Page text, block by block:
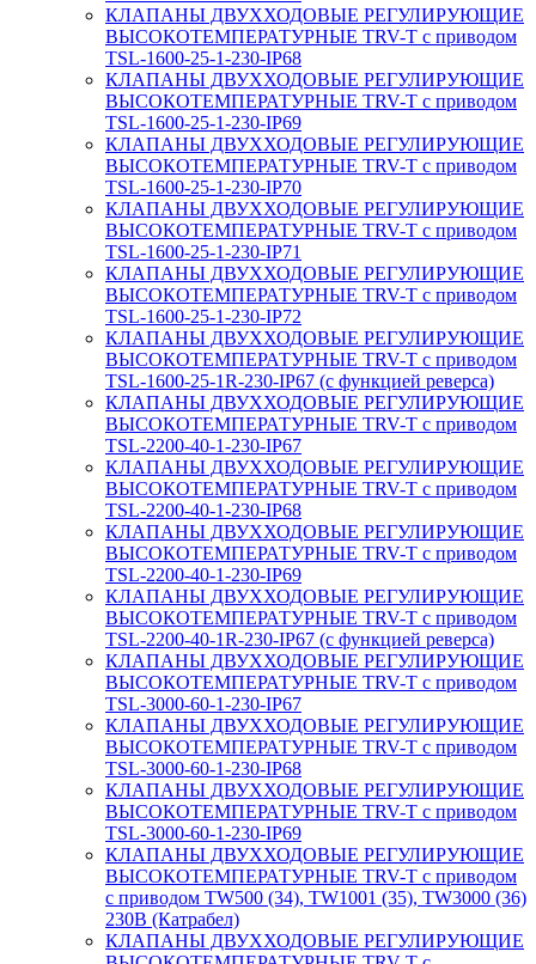
КЛАПАНЫ ДВУХХОДОВЫЕ РЕГУЛИРУЮЩИЕ
ВЫСОКОТЕМПЕРАТУРНЫЕ TRV-T с приводом
TSL-1600-25-1-230-IP68
КЛАПАНЫ ДВУХХОДОВЫЕ РЕГУЛИРУЮЩИЕ
ВЫСОКОТЕМПЕРАТУРНЫЕ TRV-T с приводом
TSL-1600-25-1-230-IP69
КЛАПАНЫ ДВУХХОДОВЫЕ РЕГУЛИРУЮЩИЕ
ВЫСОКОТЕМПЕРАТУРНЫЕ TRV-T с приводом
TSL-1600-25-1-230-IP70
КЛАПАНЫ ДВУХХОДОВЫЕ РЕГУЛИРУЮЩИЕ
ВЫСОКОТЕМПЕРАТУРНЫЕ TRV-T с приводом
TSL-1600-25-1-230-IP71
КЛАПАНЫ ДВУХХОДОВЫЕ РЕГУЛИРУЮЩИЕ
ВЫСОКОТЕМПЕРАТУРНЫЕ TRV-T с приводом
TSL-1600-25-1-230-IP72
КЛАПАНЫ ДВУХХОДОВЫЕ РЕГУЛИРУЮЩИЕ
ВЫСОКОТЕМПЕРАТУРНЫЕ TRV-T с приводом
TSL-1600-25-1R-230-IP67 (с функцией реверса)
КЛАПАНЫ ДВУХХОДОВЫЕ РЕГУЛИРУЮЩИЕ
ВЫСОКОТЕМПЕРАТУРНЫЕ TRV-T с приводом
TSL-2200-40-1-230-IP67
КЛАПАНЫ ДВУХХОДОВЫЕ РЕГУЛИРУЮЩИЕ
ВЫСОКОТЕМПЕРАТУРНЫЕ TRV-T с приводом
TSL-2200-40-1-230-IP68
КЛАПАНЫ ДВУХХОДОВЫЕ РЕГУЛИРУЮЩИЕ
ВЫСОКОТЕМПЕРАТУРНЫЕ TRV-T с приводом
TSL-2200-40-1-230-IP69
КЛАПАНЫ ДВУХХОДОВЫЕ РЕГУЛИРУЮЩИЕ
ВЫСОКОТЕМПЕРАТУРНЫЕ TRV-T с приводом
TSL-2200-40-1R-230-IP67 (с функцией реверса)
КЛАПАНЫ ДВУХХОДОВЫЕ РЕГУЛИРУЮЩИЕ
ВЫСОКОТЕМПЕРАТУРНЫЕ TRV-T с приводом
TSL-3000-60-1-230-IP67
КЛАПАНЫ ДВУХХОДОВЫЕ РЕГУЛИРУЮЩИЕ
ВЫСОКОТЕМПЕРАТУРНЫЕ TRV-T с приводом
TSL-3000-60-1-230-IP68
КЛАПАНЫ ДВУХХОДОВЫЕ РЕГУЛИРУЮЩИЕ
ВЫСОКОТЕМПЕРАТУРНЫЕ TRV-T с приводом
TSL-3000-60-1-230-IP69
КЛАПАНЫ ДВУХХОДОВЫЕ РЕГУЛИРУЮЩИЕ
ВЫСОКОТЕМПЕРАТУРНЫЕ TRV-T с приводом
с приводом TW500 (34), TW1001 (35), TW3000 (36)
230В (Катрабел)
КЛАПАНЫ ДВУХХОДОВЫЕ РЕГУЛИРУЮЩИЕ